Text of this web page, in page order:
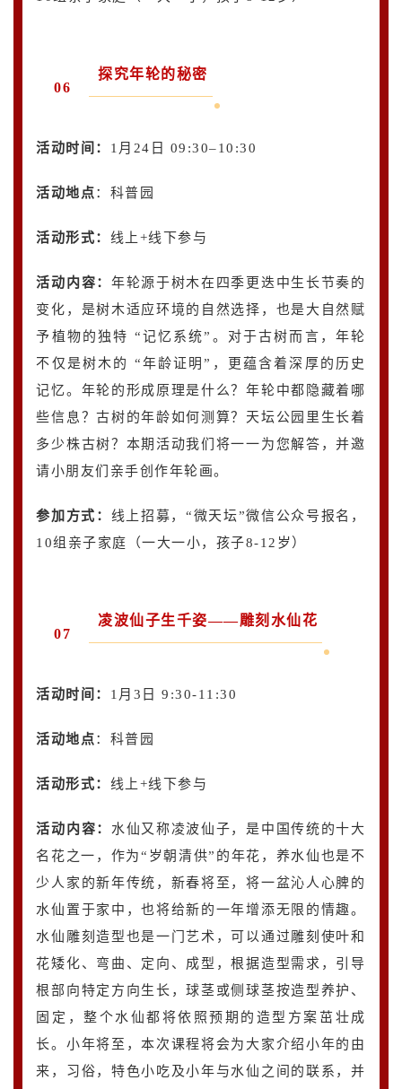
06
探究年轮的秘密
活动时间： 1月24日 09:30–10:30
活动地点：科普园
活动形式： 线上+线下参与
活动内容： 年轮源于树木在四季更迭中生长节奏的
变化，是树木适应环境的自然选择，也是大自然赋
予植物的独特 “记忆系统”。对于古树而言，年轮
不仅是树木的 “年龄证明”，更蕴含着深厚的历史
记忆。年轮的形成原理是什么？年轮中都隐藏着哪
些信息？古树的年龄如何测算？天坛公园里生长着
多少株古树？本期活动我们将一一为您解答，并邀
请小朋友们亲手创作年轮画。
参加方式： 线上招募，“微天坛”微信公众号报名，
10组亲子家庭（一大一小，孩子8-12岁）
07
凌波仙子生千姿——雕刻水仙花
活动时间： 1月3日 9:30-11:30
活动地点：科普园
活动形式： 线上+线下参与
活动内容： 水仙又称凌波仙子，是中国传统的十大
名花之一，作为“岁朝清供”的年花，养水仙也是不
少人家的新年传统，新春将至，将一盆沁人心脾的
水仙置于家中，也将给新的一年增添无限的情趣。
水仙雕刻造型也是一门艺术，可以通过雕刻使叶和
花矮化、弯曲、定向、成型，根据造型需求，引导
根部向特定方向生长，球茎或侧球茎按造型养护、
固定，整个水仙都将依照预期的造型方案茁壮成
长。小年将至，本次课程将会为大家介绍小年的由
来，习俗，特色小吃及小年与水仙之间的联系，并